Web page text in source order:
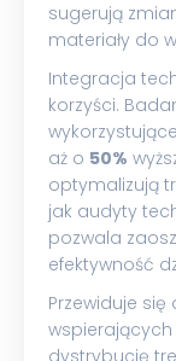
sugerują
materiały do
Integracja
korzyści.
aż o 50%
optymalizują
jak audyty
pozwala
efektywność
Przewiduje
wspierających
dystrybucję